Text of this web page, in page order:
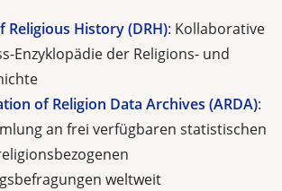
Religious History (DRH): Kollaborative
Enzyklopädie der Religions- und
of Religion Data Archives (ARDA):
an frei verfügbaren statistischen
weltweit